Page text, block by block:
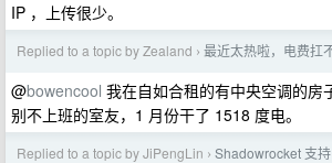
IP ，上传很少。
Replied to a topic by Zealand › 最近太热啦，电费扛
@bowencool 我在自如合租的有中央空调的房
别不上班的室友，1 月份干了 1518 度电。
Replied to a topic by JiPengLin › Shadowrocket 支